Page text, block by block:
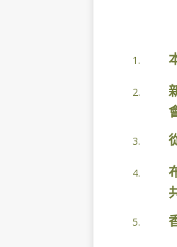
1.
2.
3.
4.
5.